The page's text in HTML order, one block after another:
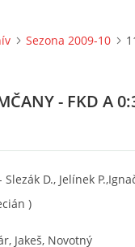
Sezona 2009-10
- FKD A
D., Jelínek
)
Jakeš, Novotný